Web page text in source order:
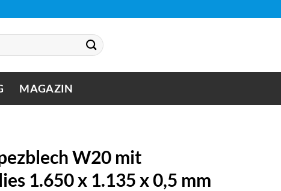
MAGAZIN
W20 mit
1.650 x 1.135 x 0,5 mm